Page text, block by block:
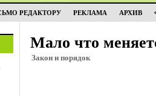
РЕДАКТОРУ РЕКЛАМА АРХИВ
Мало что
Закон и порядок